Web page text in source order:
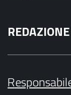
REDAZIONE